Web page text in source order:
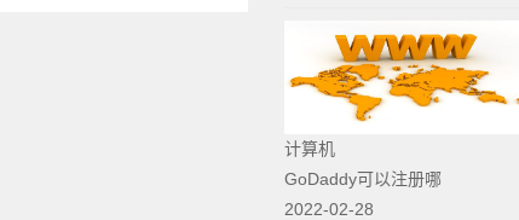
计算机
GoDaddy可以注册哪
2022-02-28